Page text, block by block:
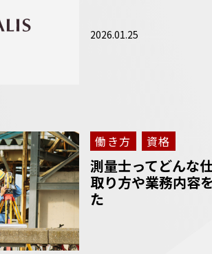
2026.01.25
働き方 資格
測量士ってどんな
取り方や業務内容
た